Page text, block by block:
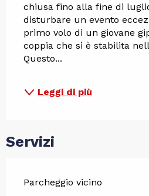
chiusa fino alla fine di
disturbare un evento
primo volo di un giovane
coppia che si è stabilita
Questo...
Leggi di più
Servizi
Parcheggio vicino